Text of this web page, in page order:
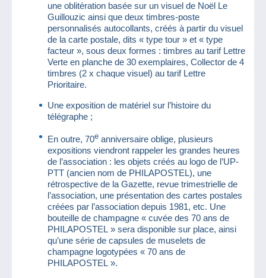
une oblitération basée sur un visuel de Noël Le
Guillouzic ainsi que deux timbres-poste
personnalisés autocollants, créés à partir du visuel
de la carte postale, dits « type tour » et « type
facteur », sous deux formes : timbres au tarif Lettre
Verte en planche de 30 exemplaires, Collector de 4
timbres (2 x chaque visuel) au tarif Lettre
Prioritaire.
Une exposition de matériel sur l’histoire du
télégraphe ;
En outre, 70e anniversaire oblige, plusieurs
expositions viendront rappeler les grandes heures
de l’association : les objets créés au logo de l’UP-
PTT (ancien nom de PHILAPOSTEL), une
rétrospective de la Gazette, revue trimestrielle de
l’association, une présentation des cartes postales
créées par l’association depuis 1981, etc. Une
bouteille de champagne « cuvée des 70 ans de
PHILAPOSTEL » sera disponible sur place, ainsi
qu’une série de capsules de muselets de
champagne logotypées « 70 ans de
PHILAPOSTEL ».